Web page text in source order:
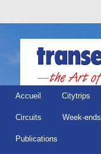
Accueil Citytrips
Circuits Week-ends
Publications